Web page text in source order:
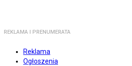
REKLAMA I PRENUMERATA
Reklama
Ogłoszenia